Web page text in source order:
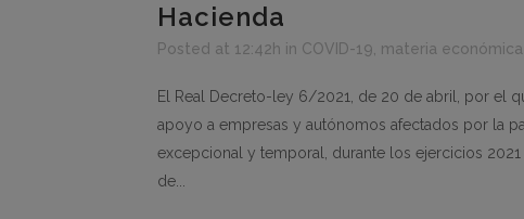
Hacienda
Posted at 12:42h in COVID-19 materia económica
El Real Decreto-ley 6/2021, de 20 de abril, por el
apoyo a empresas y autónomos afectados por la
excepcional y temporal, durante los ejercicios
de...